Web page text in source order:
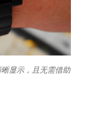
显示，且无需借助